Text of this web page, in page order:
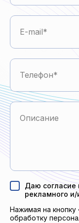
E-mail
Телефон
Описание
Даю согласие
рекламного
Нажимая на кнопку
обработку